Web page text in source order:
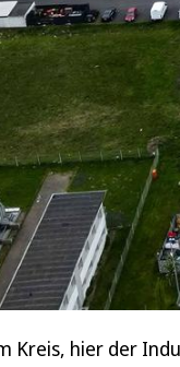
Kreis, hier der